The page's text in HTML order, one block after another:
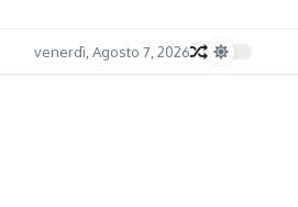
venerdì, Agosto 7, 2026